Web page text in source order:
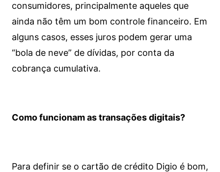
consumidores, principalmente aqueles que
ainda não têm um bom controle financeiro. Em
alguns casos, esses juros podem gerar uma
“bola de neve” de dívidas, por conta da
cobrança cumulativa.
Como funcionam as transações digitais?
Para definir se o cartão de crédito Digio é bom,